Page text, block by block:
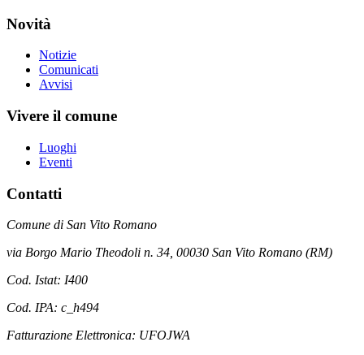
Novità
Notizie
Comunicati
Avvisi
Vivere il comune
Luoghi
Eventi
Contatti
Comune di San Vito Romano
via Borgo Mario Theodoli n. 34, 00030 San Vito Romano (RM)
Cod. Istat: I400
Cod. IPA: c_h494
Fatturazione Elettronica: UFOJWA